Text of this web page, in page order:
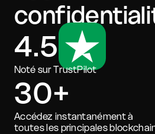
4.5
Noté sur TrustPilot
30+
Accédez instantanément à
toutes les principales